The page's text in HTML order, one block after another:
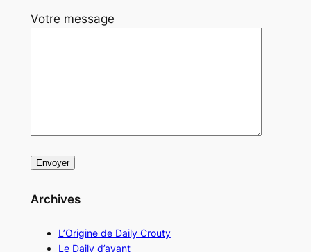
Votre message
Archives
L’Origine de Daily Crouty
Le Daily d’avant